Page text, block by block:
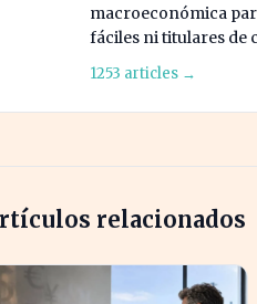
macroeconómica
fáciles ni titulares de
1253 articles →
relacionados